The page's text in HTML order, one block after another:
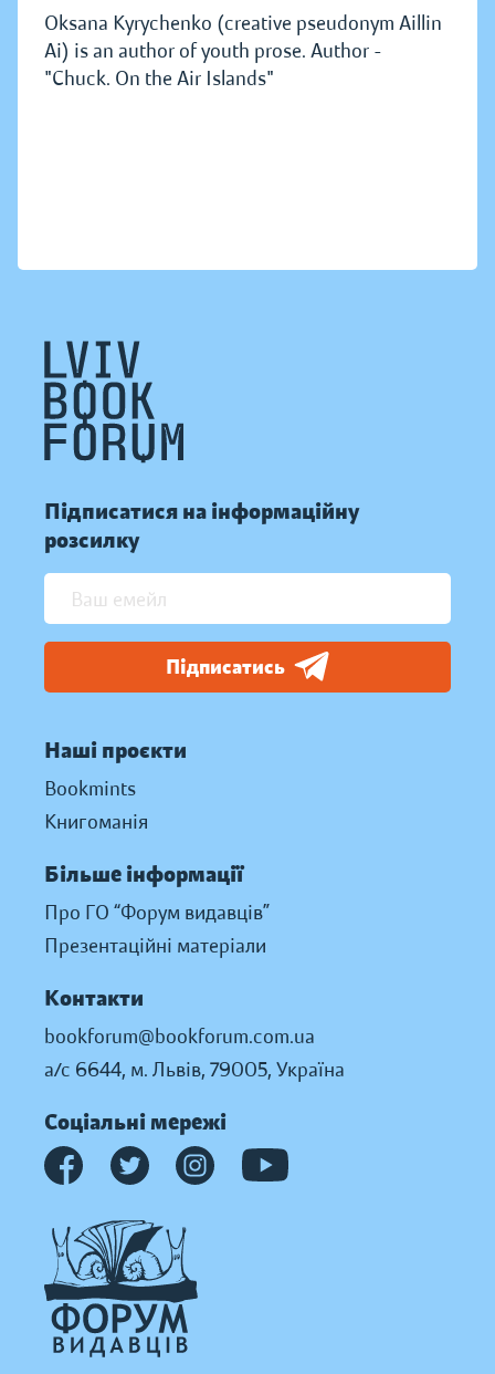
Oksana Kyrychenko (creative pseudonym Aillin
Ai) is an author of youth prose. Author -
"Chuck. On the Air Islands"
Підписатися на інформаційну
розсилку
Підписатись
Наші проєкти
Bookmints
Книгоманія
Більше інформації
Про ГО “Форум видавців”
Презентаційні матеріали
Контакти
bookforum@bookforum.com.ua
а/с 6644, м. Львів, 79005, Україна
Соціальні мережі